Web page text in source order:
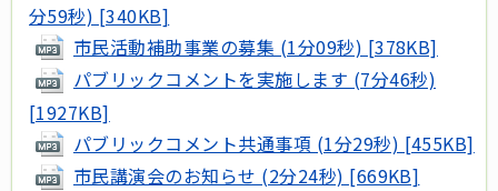
分59秒) [340KB]
市民活動補助事業の募集 (1分09秒) [378KB]
パブリックコメントを実施します (7分46秒)
[1927KB]
パブリックコメント共通事項 (1分29秒) [455KB]
市民講演会のお知らせ (2分24秒) [669KB]